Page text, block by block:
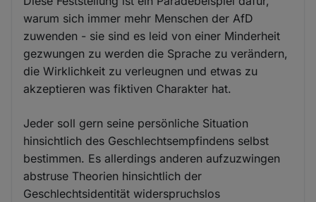
warum sich immer mehr Menschen der AfD
zuwenden - sie sind es leid von einer Minderheit
gezwungen zu werden die Sprache zu verändern,
die Wirklichkeit zu verleugnen und etwas zu
akzeptieren was fiktiven Charakter hat.
Jeder soll gern seine persönliche Situation
hinsichtlich des Geschlechtsempfindens selbst
bestimmen. Es allerdings anderen aufzuzwingen
abstruse Theorien hinsichtlich der
Geschlechtsidentität widerspruchslos